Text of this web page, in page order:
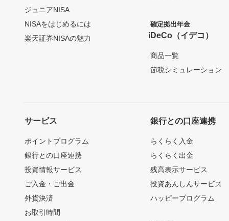
ジュニアNISA
NISAをはじめるには
楽天証券NISAの魅力
確定拠出年金
iDeCo（イデコ）
商品一覧
節税シミュレーション
サービス
ポイントプログラム
銀行との口座連携
投資情報サービス
ご入金・ご出金
外貨決済
お取引時間
銀行との口座連携
らくらく入金
らくらく出金
残高表示サービス
投資あんしんサービス
ハッピープログラム